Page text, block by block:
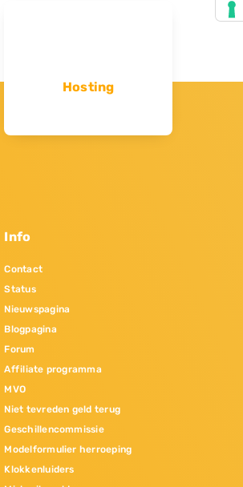
Hosting
Info
Contact
Status
Nieuwspagina
Blogpagina
Forum
Affiliate programma
MVO
Niet tevreden geld terug
Geschillencommissie
Modelformulier herroeping
Klokkenluiders